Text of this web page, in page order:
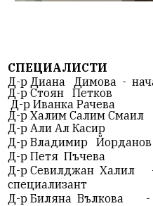
СПЕЦИАЛИСТИ
Д-р Диана Димова -
Д-р Стоян Петков
Д-р Иванка
Д-р Халим
Д-р Али Ал Касир
Д-р Владимир
Д-р Петя
Д-р Севилджан
специализант
Д-р Биляна Вълкова -